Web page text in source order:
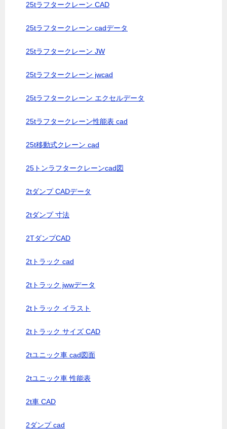
25tラフタークレーン CAD
25tラフタークレーン cadデータ
25tラフタークレーン JW
25tラフタークレーン jwcad
25tラフタークレーン エクセルデータ
25tラフタークレーン性能表 cad
25t移動式クレーン cad
25トンラフタークレーンcad図
2tダンプ CADデータ
2tダンプ 寸法
2TダンプCAD
2tトラック cad
2tトラック jwwデータ
2tトラック イラスト
2tトラック サイズ CAD
2tユニック車 cad図面
2tユニック車 性能表
2t車 CAD
2ダンプ cad